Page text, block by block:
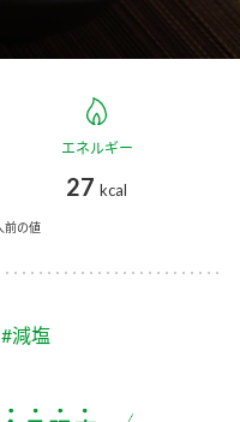
中華
カイブ）
エネルギー
27 kcal
前の値
#減塩